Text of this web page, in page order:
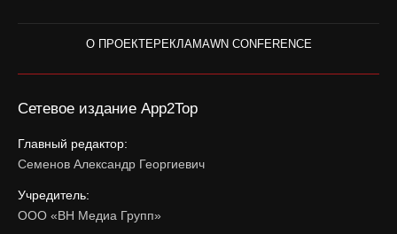
О ПРОЕКТЕРЕКЛАМАWN CONFERENCE
Сетевое издание App2Top
Главный редактор:
Семенов Александр Георгиевич
Учредитель:
ООО «ВН Медиа Групп»